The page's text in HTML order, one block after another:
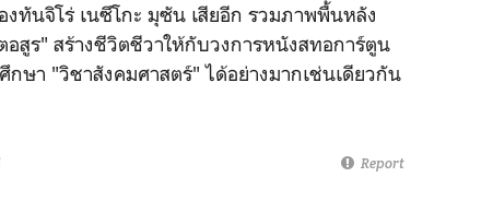
งทันจิโร่ เนซึโกะ มุซัน เสียอีก รวมภาพพื้นหลัง
สูร" สร้างชีวิตชีวาให้กับวงการหนังสทอการ์ตูน
ษา "วิชาสังคมศาสตร์" ได้อย่างมากเช่นเดียวกัน
Report